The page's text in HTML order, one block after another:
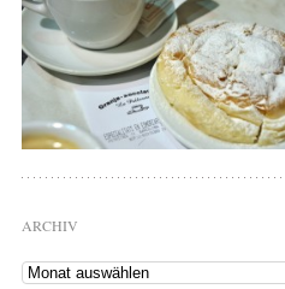
ARCHIV
Archiv